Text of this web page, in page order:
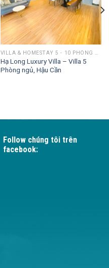
Hạ Long Luxury Villa – Villa 5
Phòng ngủ, Hậu Cần
Follow chúng tôi trên
facebook: